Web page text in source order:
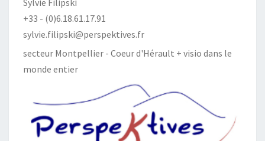
Sylvie Filipski
+33 - (0)6.18.61.17.91
sylvie.filipski@perspektives.fr
secteur Montpellier - Coeur d'Hérault + visio dans le
monde entier